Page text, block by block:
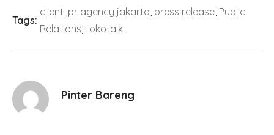
Tags:
client pr agency jakarta press release Public
Relations tokotalk
Pinter Bareng